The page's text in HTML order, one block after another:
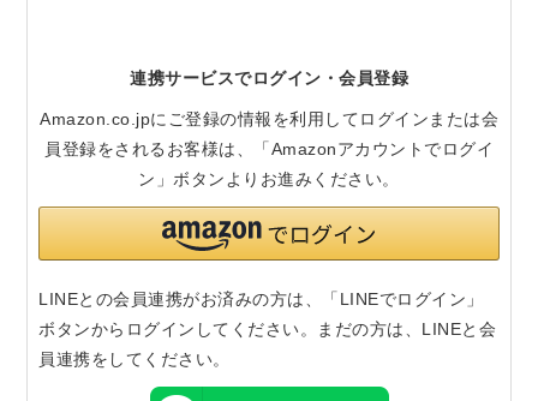
連携サービスでログイン・会員登録
Amazon.co.jpにご登録の情報を利用してログインまたは会
員登録をされるお客様は、「Amazonアカウントでログイ
ン」ボタンよりお進みください。
LINEとの会員連携がお済みの方は、「LINEでログイン」
ボタンからログインしてください。まだの方は、 LINEと会
員連携をしてください。